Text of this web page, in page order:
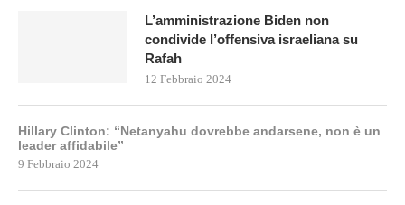
L’amministrazione Biden non
condivide l’offensiva israeliana su
Rafah
12 Febbraio 2024
Hillary Clinton: “Netanyahu dovrebbe andarsene, non è un
leader affidabile”
9 Febbraio 2024